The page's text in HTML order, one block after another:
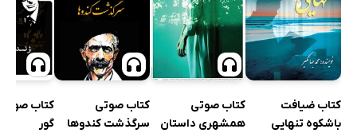
کتاب ضیافت
باشکوه تنهایی
کتاب صوتی
همشهری داستان
کتاب صوتی
سرگذشت کندوها
کتاب صوتی
گور